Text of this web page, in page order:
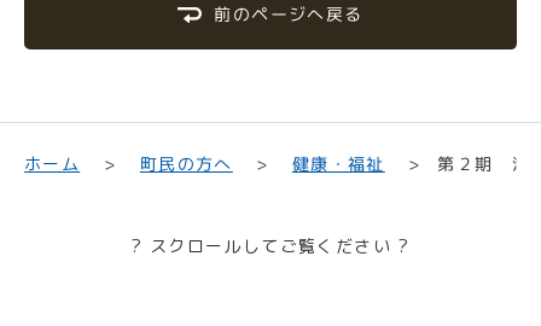
前のページへ戻る
ホーム 町民の方へ 健康・福祉 第２期 津
? スクロールしてご覧ください ?